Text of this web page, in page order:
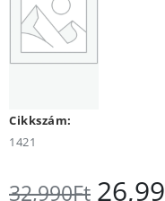
Cikkszám:
1421
32,990Ft